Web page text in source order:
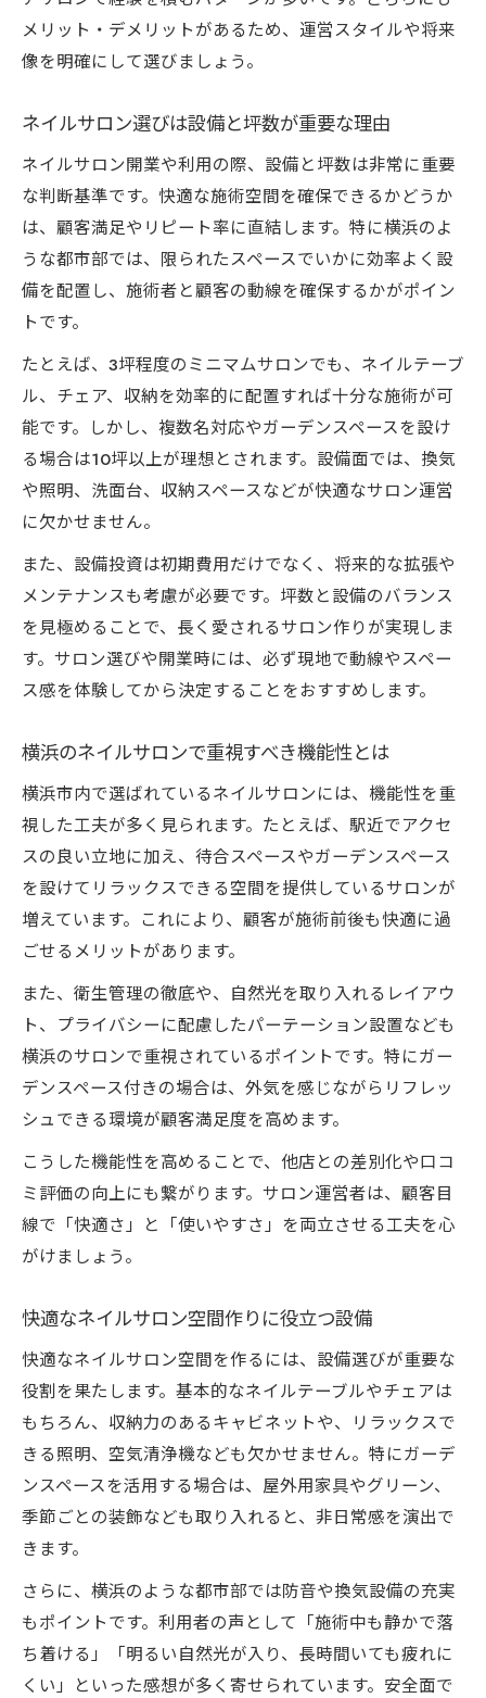
メリット・デメリットがあるため、運営スタイルや将来
像を明確にして選びましょう。
ネイルサロン選びは設備と坪数が重要な理由
ネイルサロン開業や利用の際、設備と坪数は非常に重要
な判断基準です。快適な施術空間を確保できるかどうか
は、顧客満足やリピート率に直結します。特に横浜のよ
うな都市部では、限られたスペースでいかに効率よく設
備を配置し、施術者と顧客の動線を確保するかがポイン
トです。
たとえば、3坪程度のミニマムサロンでも、ネイルテーブ
ル、チェア、収納を効率的に配置すれば十分な施術が可
能です。しかし、複数名対応やガーデンスペースを設け
る場合は10坪以上が理想とされます。設備面では、換気
や照明、洗面台、収納スペースなどが快適なサロン運営
に欠かせません。
また、設備投資は初期費用だけでなく、将来的な拡張や
メンテナンスも考慮が必要です。坪数と設備のバランス
を見極めることで、長く愛されるサロン作りが実現しま
す。サロン選びや開業時には、必ず現地で動線やスペー
ス感を体験してから決定することをおすすめします。
横浜のネイルサロンで重視すべき機能性とは
横浜市内で選ばれているネイルサロンには、機能性を重
視した工夫が多く見られます。たとえば、駅近でアクセ
スの良い立地に加え、待合スペースやガーデンスペース
を設けてリラックスできる空間を提供しているサロンが
増えています。これにより、顧客が施術前後も快適に過
ごせるメリットがあります。
また、衛生管理の徹底や、自然光を取り入れるレイアウ
ト、プライバシーに配慮したパーテーション設置なども
横浜のサロンで重視されているポイントです。特にガー
デンスペース付きの場合は、外気を感じながらリフレッ
シュできる環境が顧客満足度を高めます。
こうした機能性を高めることで、他店との差別化や口コ
ミ評価の向上にも繋がります。サロン運営者は、顧客目
線で「快適さ」と「使いやすさ」を両立させる工夫を心
がけましょう。
快適なネイルサロン空間作りに役立つ設備
快適なネイルサロン空間を作るには、設備選びが重要な
役割を果たします。基本的なネイルテーブルやチェアは
もちろん、収納力のあるキャビネットや、リラックスで
きる照明、空気清浄機なども欠かせません。特にガーデ
ンスペースを活用する場合は、屋外用家具やグリーン、
季節ごとの装飾なども取り入れると、非日常感を演出で
きます。
さらに、横浜のような都市部では防音や換気設備の充実
もポイントです。利用者の声として「施術中も静かで落
ち着ける」「明るい自然光が入り、長時間いても疲れに
くい」といった感想が多く寄せられています。安全面で